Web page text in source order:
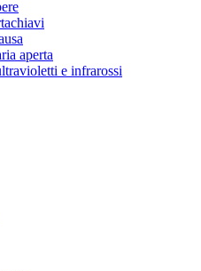
aperta
e infrarossi